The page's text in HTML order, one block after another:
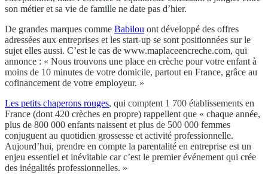
son métier et sa vie de famille ne date pas d’hier.
De grandes marques comme Babilou ont développé des offres
adressées aux entreprises et les start-up se sont positionnées sur le
sujet elles aussi. C’est le cas de www.maplaceencreche.com, qui
annonce : « Nous trouvons une place en crèche pour votre enfant à
moins de 10 minutes de votre domicile, partout en France, grâce au
cofinancement de votre employeur. »
Les petits chaperons rouges, qui comptent 1 700 établissements en
France (dont 420 crèches en propre) rappellent que « chaque année,
plus de 800 000 enfants naissent et plus de 500 000 femmes
conjuguent au quotidien grossesse et activité professionnelle.
Aujourd’hui, prendre en compte la parentalité en entreprise est un
enjeu essentiel et inévitable car c’est le premier événement qui crée
des inégalités professionnelles. »